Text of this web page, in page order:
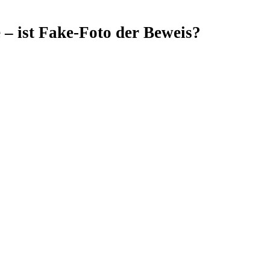
ist Fake-Foto der Beweis?